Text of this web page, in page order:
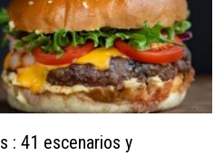
: 41 escenarios y